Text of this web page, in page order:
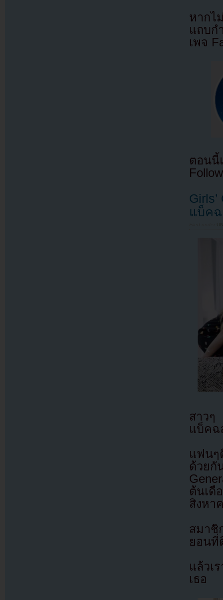
หากไ
แถบก
เพจ
ตอนนี้
แบ็ค
สาวๆ
แบ็คฉ
แฟนๆ
ด้วยกั
ต้นเดื
สิงหา
สมา
ยอนที่
แล้วเ
เธอ